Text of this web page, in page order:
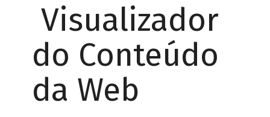
Visualizador
do Conteúdo
da Web